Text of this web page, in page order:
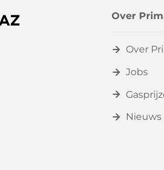
Over
Over
Jobs
Nieuws